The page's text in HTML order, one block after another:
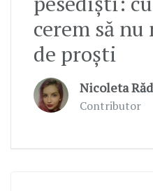
cerem să
de proști
Nicoleta
Contributor